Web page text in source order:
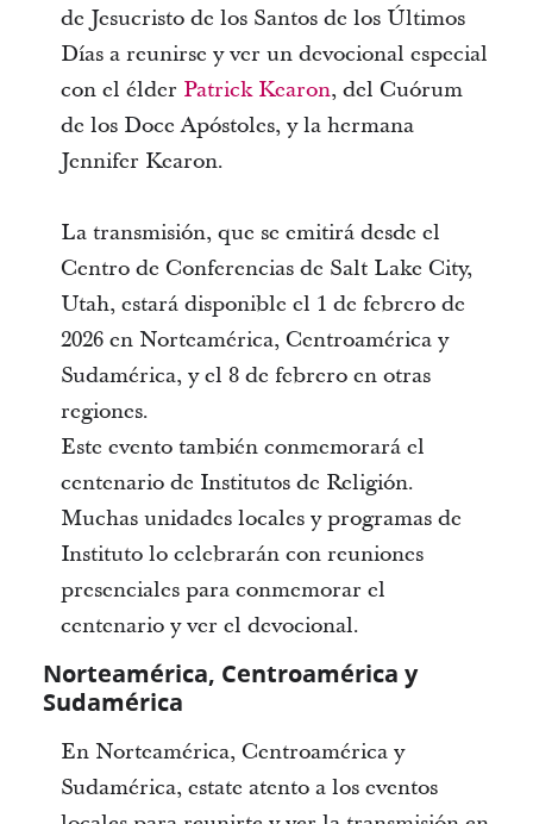
de Jesucristo de los Santos de los Últimos
Días a reunirse y ver un devocional especial
con el élder Patrick Kearon, del Cuórum
de los Doce Apóstoles, y la hermana
Jennifer Kearon.
La transmisión, que se emitirá desde el
Centro de Conferencias de Salt Lake City,
Utah, estará disponible el 1 de febrero de
2026 en Norteamérica, Centroamérica y
Sudamérica, y el 8 de febrero en otras
regiones.
Este evento también conmemorará el
centenario de Institutos de Religión.
Muchas unidades locales y programas de
Instituto lo celebrarán con reuniones
presenciales para conmemorar el
centenario y ver el devocional.
Norteamérica, Centroamérica y
Sudamérica
En Norteamérica, Centroamérica y
Sudamérica, estate atento a los eventos